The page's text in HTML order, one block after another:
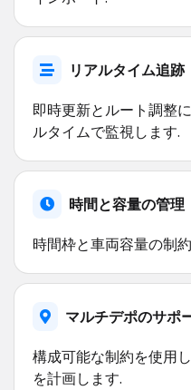
リアルタイム追跡
即時更新とルート調整
ルタイムで監視します.
時間と容量の管理
時間枠と車両容量の制
マルチデポのサポ
構成可能な制約を使用
を計画します.